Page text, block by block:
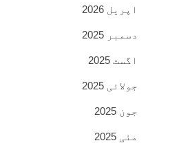
اپریل 2026
دسمبر 2025
اگست 2025
جولائی 2025
جون 2025
مئی 2025